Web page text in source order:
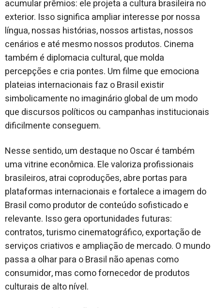
acumular prêmios: ele projeta a cultura brasileira no
exterior. Isso significa ampliar interesse por nossa
língua, nossas histórias, nossos artistas, nossos
cenários e até mesmo nossos produtos. Cinema
também é diplomacia cultural, que molda
percepções e cria pontes. Um filme que emociona
plateias internacionais faz o Brasil existir
simbolicamente no imaginário global de um modo
que discursos políticos ou campanhas institucionais
dificilmente conseguem.
Nesse sentido, um destaque no Oscar é também
uma vitrine econômica. Ele valoriza profissionais
brasileiros, atrai coproduções, abre portas para
plataformas internacionais e fortalece a imagem do
Brasil como produtor de conteúdo sofisticado e
relevante. Isso gera oportunidades futuras:
contratos, turismo cinematográfico, exportação de
serviços criativos e ampliação de mercado. O mundo
passa a olhar para o Brasil não apenas como
consumidor, mas como fornecedor de produtos
culturais de alto nível.